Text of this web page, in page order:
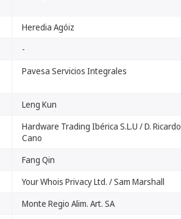
Heredia Agóiz
-
Pavesa Servicios Integrales
Leng Kun
Hardware Trading Ibérica S.L.U / D. Ricardo
Cano
Fang Qin
Your Whois Privacy Ltd. / Sam Marshall
Monte Regio Alim. Art. SA